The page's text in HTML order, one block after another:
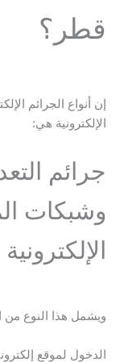
قطر؟
إن أنواع الجرائم
الإلكترونية هي:
جرائم
وشبكات
الإلكترونية
ويشمل هذا النوع من
الدخول لموقع